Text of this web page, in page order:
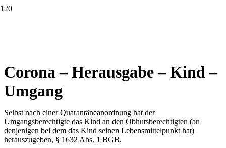
Corona – Herausgabe – Kind –
Umgang
Selbst nach einer Quarantäneanordnung hat der
Umgangsberechtigte das Kind an den Obhutsberechtigten (an
denjenigen bei dem das Kind seinen Lebensmittelpunkt hat)
herauszugeben, § 1632 Abs. 1 BGB.